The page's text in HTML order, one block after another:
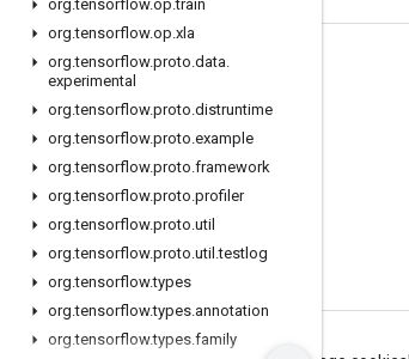
org.tensorflow.op.train
org.tensorflow.op.xla
org.tensorflow.proto.data.
experimental
org.tensorflow.proto.distruntime
org.tensorflow.proto.example
org.tensorflow.proto.framework
org.tensorflow.proto.profiler
org.tensorflow.proto.util
org.tensorflow.proto.util .testlog
org.tensorflow.types
org.tensorflow.types.annotation
org.tensorflow.types.family
Permanecer conectado
Blog
Fórum
Twitter
YouTube